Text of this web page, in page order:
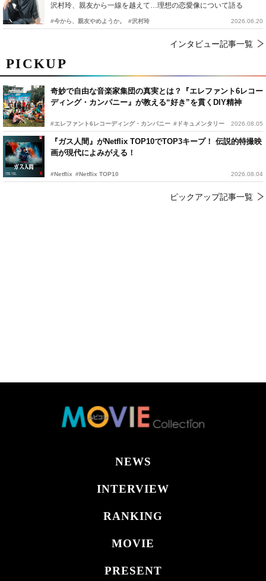
PICKUP
奇妙で自由な音楽家集団の真実とは？『エレファント6レコー
ディング・カンパニー』が教える“好き”を貫くDIY精神
#エレファント6レコーディング・カンパニー #ドキュメンタリー 2026.08.05
『ガス人間』がNetflix TOP10でTOP3キープ！ 伝説的特撮映
画が現代によみがえる！
#Netflix #Netflix TOP10 2026.08.04
ピックアップ記事一覧
沢村玲、親友から一線を越えて…理想の恋愛像について語る
#今から、親友やめようか。 #沢村玲 2026.06.20
インタビュー記事一覧
NEWS
INTERVIEW
RANKING
MOVIE
PRESENT